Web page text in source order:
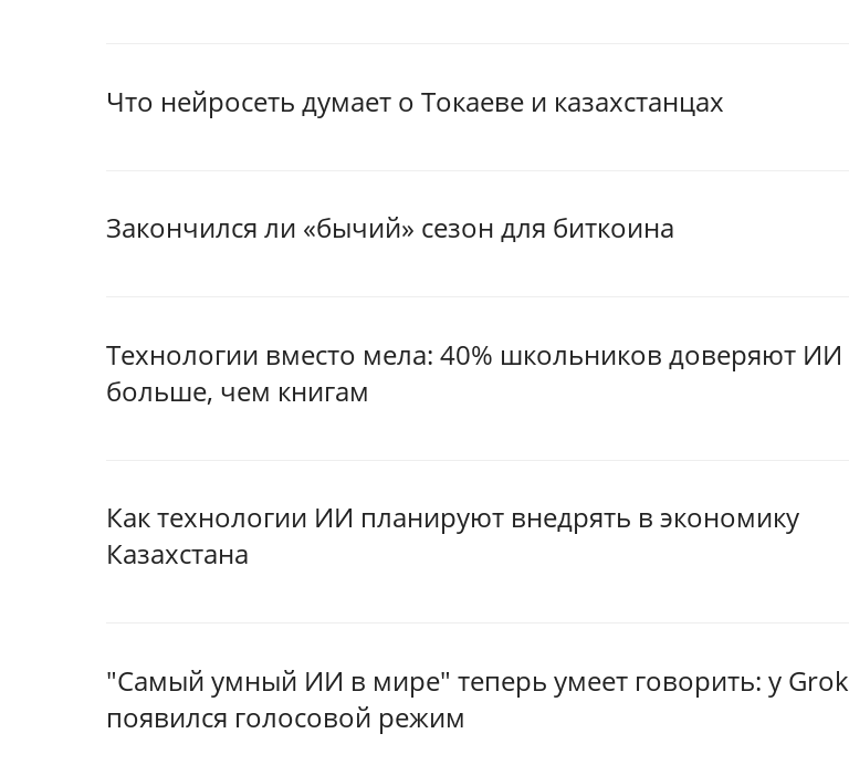
Что нейросеть думает о Токаеве и казахстанцах
Закончился ли «бычий» сезон для биткоина
Технологии вместо мела: 40% школьников доверяют ИИ
больше, чем книгам
Как технологии ИИ планируют внедрять в экономику
Казахстана
"Самый умный ИИ в мире" теперь умеет говорить: у Grok
появился голосовой режим